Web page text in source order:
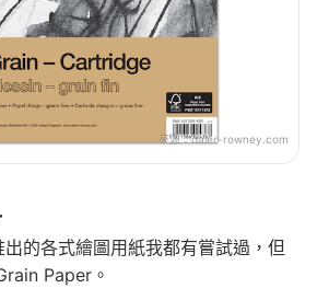
來源：daler-rowney.com
出的各式繪圖用紙我都有嘗試過，但
Paper。